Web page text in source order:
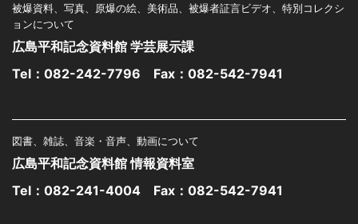
被爆資料、写真、原爆の絵、美術品、被爆者証言ビデオ、特別コレクシ
ョンについて
広島平和記念資料館 学芸展示課
Tel： 082-242-7796 Fax：082-542-7941
図書、雑誌、音楽・音声、動画について
広島平和記念資料館 情報資料室
Tel： 082-241-4004 Fax：082-542-7941